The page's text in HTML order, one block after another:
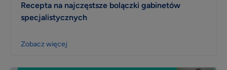
Recepta na najczęstsze bolączki gabinetów
specjalistycznych
Zobacz więcej